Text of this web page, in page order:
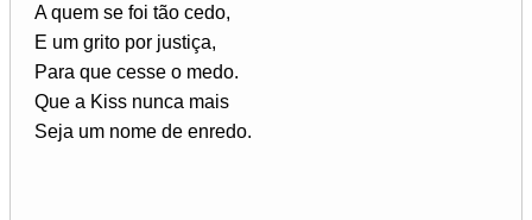
A quem se foi tão cedo,
E um grito por justiça,
Para que cesse o medo.
Que a Kiss nunca mais
Seja um nome de enredo.